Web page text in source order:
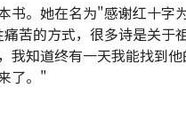
书。她在名为"感谢红十字
苦的方式，很多诗是关于
我知道终有一天我能找到
了。"